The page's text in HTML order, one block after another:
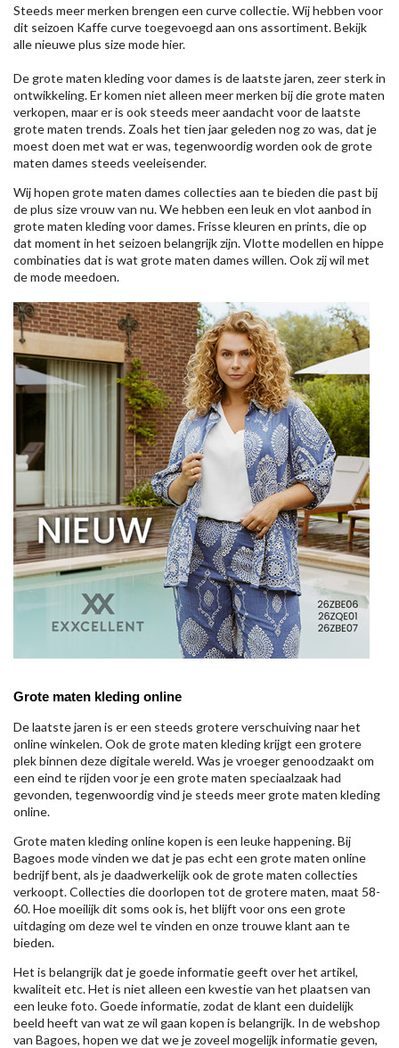
Steeds meer merken brengen een curve collectie. Wij hebben voor
dit seizoen Kaffecurve toegevoegd aan ons assortiment. Bekijk
alle nieuweplus size modehier.
De grote maten kleding voor dames is de laatste jaren, zeer sterk in
ontwikkeling. Er komen niet alleen meer merken bij die grote maten
verkopen, maar er is ook steeds meer aandacht voor de laatste
grote maten trends. Zoals het tien jaar geleden nog zo was, dat je
moest doen met wat er was, tegenwoordig worden ook de grote
maten dames steeds veeleisender.
Wij hopen grote maten dames collecties aan te bieden die past bij
de plus size vrouw van nu. We hebben een leuk en vlot aanbod in
grote maten kleding voor dames. Frisse kleuren en prints, die op
dat moment in het seizoen belangrijk zijn. Vlotte modellen en hippe
combinaties dat is wat grote maten dames willen. Ook zij wil met
de mode meedoen.
Grote maten kleding online
De laatste jaren is er een steeds grotere verschuiving naar het
online winkelen. Ook de grote maten kleding krijgt een grotere
plek binnen deze digitale wereld. Was je vroeger genoodzaakt om
een eind te rijden voor je een grote maten speciaalzaak had
gevonden, tegenwoordig vind je steeds meer grote maten kleding
online.
Grote maten kleding online kopen is een leuke happening. Bij
Bagoes mode vinden we dat je pas echt een grote maten online
bedrijf bent, als je daadwerkelijk ook de grote maten collecties
verkoopt. Collecties die doorlopen tot de grotere maten, maat 58-
60. Hoe moeilijk dit soms ook is, het blijft voor ons een grote
uitdaging om deze wel te vinden en onze trouwe klant aan te
bieden.
Het is belangrijk dat je goede informatie geeft over het artikel,
kwaliteit etc. Het is niet alleen een kwestie van het plaatsen van
een leuke foto. Goede informatie, zodat de klant een duidelijk
beeld heeft van wat ze wil gaan kopen is belangrijk. In de webshop
van Bagoes, hopen we dat we je zoveel mogelijk informatie geven,